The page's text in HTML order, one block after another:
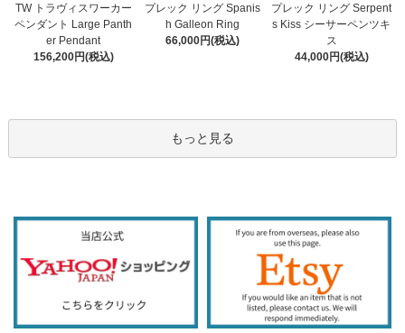
TW トラヴィスワーカー
ペンダント Large Panth
er Pendant
156,200円(税込)
プレック リング Spanis
h Galleon Ring
66,000円(税込)
プレック リング Serpent
s Kiss シーサーペンツキ
ス
44,000円(税込)
もっと見る